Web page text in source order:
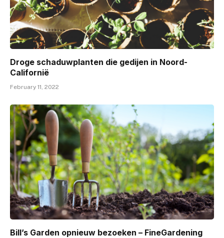
Droge schaduwplanten die gedijen in Noord-
Californië
February 11, 2022
Bill’s Garden opnieuw bezoeken – FineGardening